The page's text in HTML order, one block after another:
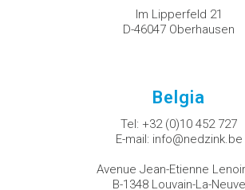
Im Lipperfeld 21
D-46047 Oberhausen
Belgia
Tel: +32 (0)10 452 727
E-mail: info@nedzink.be
Avenue Jean-Etienne
B-1348 Louvain-La-Neuve